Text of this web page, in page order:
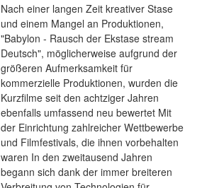
Nach einer langen Zeit kreativer Stase
und einem Mangel an Produktionen,
"Babylon - Rausch der Ekstase stream
Deutsch", möglicherweise aufgrund der
größeren Aufmerksamkeit für
kommerzielle Produktionen, wurden die
Kurzfilme seit den achtziger Jahren
ebenfalls umfassend neu bewertet Mit
der Einrichtung zahlreicher Wettbewerbe
und Filmfestivals, die ihnen vorbehalten
waren In den zweitausend Jahren
begann sich dank der immer breiteren